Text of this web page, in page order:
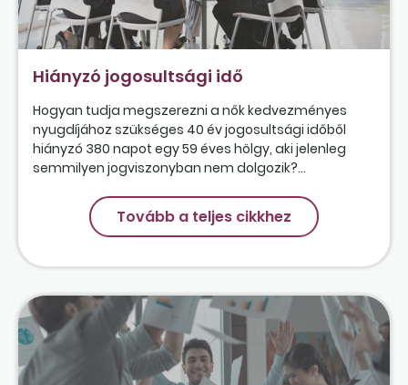
Hiányzó jogosultsági idő
Hogyan tudja megszerezni a nők kedvezményes
nyugdíjához szükséges 40 év jogosultsági időből
hiányzó 380 napot egy 59 éves hölgy, aki jelenleg
semmilyen jogviszonyban nem dolgozik?...
Tovább a teljes cikkhez